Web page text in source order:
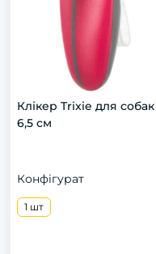
Клікер Trixie для собак
6,5 см
Конфігурат
1 шт